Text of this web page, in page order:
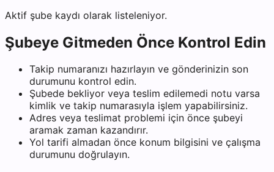
Aktif şube kaydı olarak listeleniyor.
Şubeye Gitmeden Önce Kontrol Edin
Takip numaranızı hazırlayın ve gönderinizin son
durumunu kontrol edin.
Şubede bekliyor veya teslim edilemedi notu varsa
kimlik ve takip numarasıyla işlem yapabilirsiniz.
Adres veya teslimat problemi için önce şubeyi
aramak zaman kazandırır.
Yol tarifi almadan önce konum bilgisini ve çalışma
durumunu doğrulayın.